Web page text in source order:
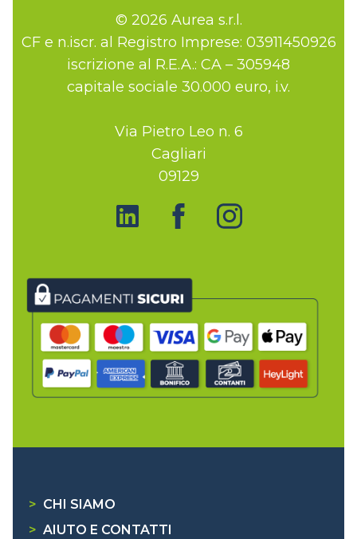
© 2026 Aurea s.r.l.
CF e n.iscr. al Registro Imprese: 03911450926
iscrizione al R.E.A.: CA – 305948
capitale sociale 30.000 euro, i.v.
Via Pietro Leo n. 6
Cagliari
09129
> CHI SIAMO
> AIUTO E CONTATTI